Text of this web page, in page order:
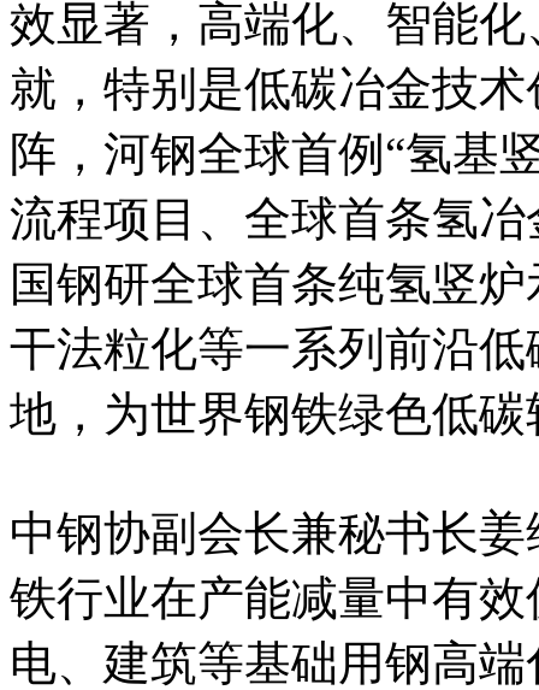
效显著，高端化、智能化
就，特别是低碳冶金技
阵，河钢全球首例“氢基
流程项目、全球首条氢冶
国钢研全球首条纯氢竖
干法粒化等一系列前沿
地，为世界钢铁绿色低
中钢协副会长兼秘书长
铁行业在产能减量中有
电、建筑等基础用钢高